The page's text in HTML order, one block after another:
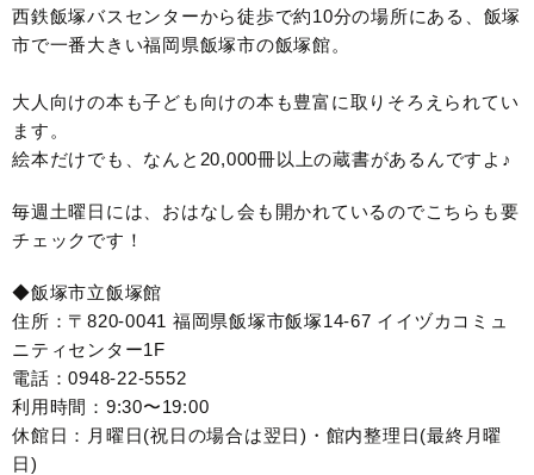
西鉄飯塚バスセンターから徒歩で約10分の場所にある、飯塚
市で一番大きい福岡県飯塚市の飯塚館。
大人向けの本も子ども向けの本も豊富に取りそろえられてい
ます。
絵本だけでも、なんと20,000冊以上の蔵書があるんですよ♪
毎週土曜日には、おはなし会も開かれているのでこちらも要
チェックです！
◆飯塚市立飯塚館
住所：〒820-0041 福岡県飯塚市飯塚14-67 イイヅカコミュ
ニティセンター1F
電話：0948-22-5552
利用時間：9:30〜19:00
休館日：月曜日(祝日の場合は翌日)・館内整理日(最終月曜
日)